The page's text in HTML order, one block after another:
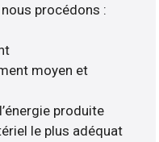
procédons :
moyen et
produite
le plus adéquat